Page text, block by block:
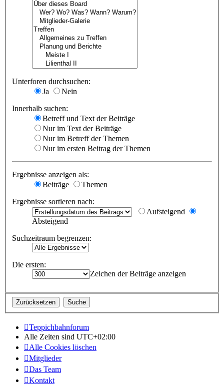
Unterforen durchsuchen:
Ja
Nein
Innerhalb suchen:
Betreff und Text der Beiträge
Nur im Text der Beiträge
Nur im Betreff der Themen
Nur im ersten Beitrag der Themen
Ergebnisse anzeigen als:
Beiträge
Themen
Ergebnisse sortieren nach:
Aufsteigend
Absteigend
Suchzeitraum begrenzen:
Die ersten:
Zeichen der Beiträge anzeigen
Teppichbahnforum
Alle Zeiten sind UTC+02:00
Alle Cookies löschen
Mitglieder
Das Team
Kontakt